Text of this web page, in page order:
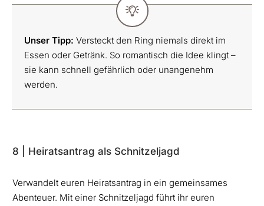
Unser Tipp: Versteckt den Ring niemals direkt im
Essen oder Getränk. So romantisch die Idee klingt –
sie kann schnell gefährlich oder unangenehm
werden.
8 | Heiratsantrag als Schnitzeljagd
Verwandelt euren Heiratsantrag in ein gemeinsames
Abenteuer. Mit einer Schnitzeljagd führt ihr euren